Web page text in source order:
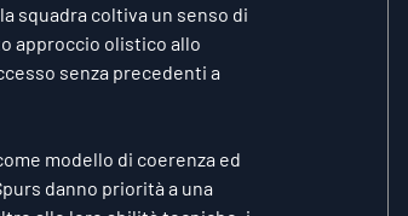
squadra coltiva un senso di
approccio olistico allo
senza precedenti a
modello di coerenza ed
danno priorità a una